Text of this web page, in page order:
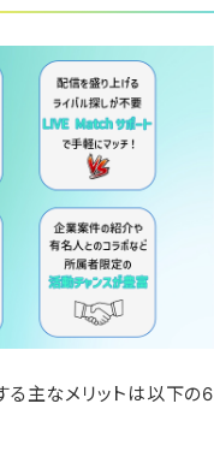
主なメリットは以下の6